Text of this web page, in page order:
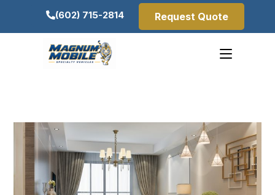
(602) 715-2814 Request Quote